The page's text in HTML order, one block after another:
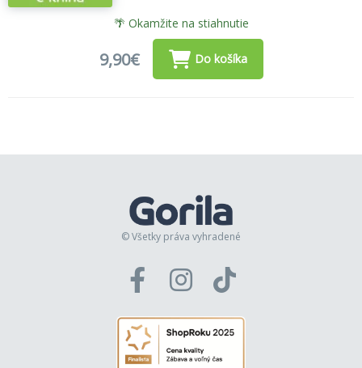
🌴 Okamžite na stiahnutie
9,90€ Do košíka
© Všetky práva vyhradené